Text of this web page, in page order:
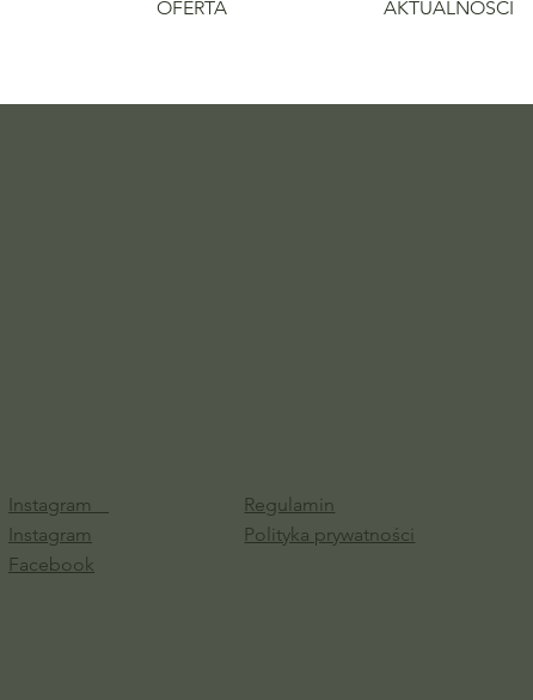
OFERTA AKTUALNOŚCI
Instagram
Instagram
Facebook
Regulamin
Polityka prywatności